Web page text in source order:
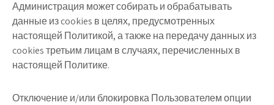
Администрация может собирать и обрабатывать
данные из cookies в целях, предусмотренных
настоящей Политикой, а также на передачу данных из
cookies третьим лицам в случаях, перечисленных в
настоящей Политике.
Отключение и/или блокировка Пользователем опции